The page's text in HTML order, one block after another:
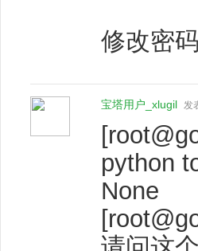
修改密
宝塔用户_xlugil 发
python
None